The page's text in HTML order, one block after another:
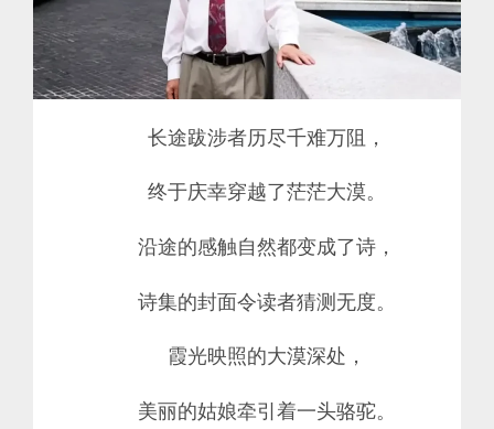
长途跋涉者历尽千难万阻，
终于庆幸穿越了茫茫大漠。
沿途的感触自然都变成了诗，
诗集的封面令读者猜测无度。
霞光映照的大漠深处，
美丽的姑娘牵引着一头骆驼。